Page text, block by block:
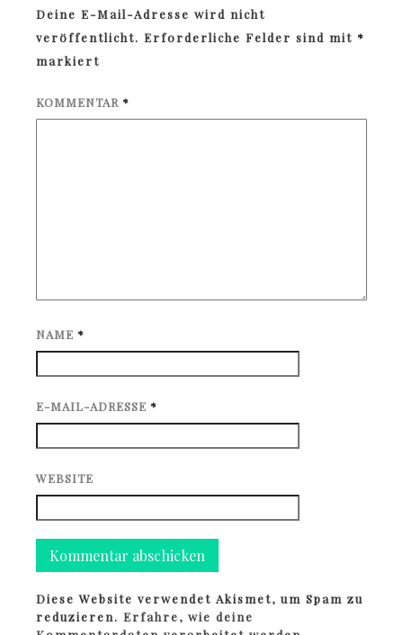
Deine E-Mail-Adresse wird nicht
veröffentlicht. Erforderliche Felder sind mit *
markiert
KOMMENTAR *
NAME *
E-MAIL-ADRESSE *
WEBSITE
Diese Website verwendet Akismet, um Spam zu
reduzieren.Erfahre, wie deine